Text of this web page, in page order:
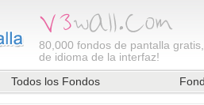
80,000 fondos de pantalla
de idioma de la interfaz!
Todos los Fondos